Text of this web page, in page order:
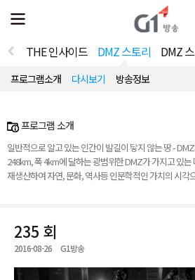
전
체
뉴
열
THE 인사이드 DMZ 스토리 DMZ
프로그램소개 다시보기 방송정보
프로그램 소개
일반적으로 알고 있는 인간이 발길이 닿지 않는 땅 -
248km, 폭 4km에 달하는 광범위한 DMZ가 가지고 있
재생산하여 자연, 문화, 역사등 인문학적인 가치의 시각
235 회
2016-08-26 G1방송